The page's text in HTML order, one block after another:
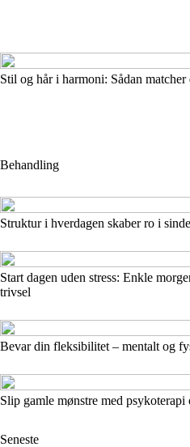
Stil og hår i harmoni: Sådan
Behandling
Struktur i hverdagen skaber ro i
Start dagen uden stress: Enkle
trivsel
Bevar din fleksibilitet – mentalt og
Slip gamle mønstre med psykoterapi
Seneste